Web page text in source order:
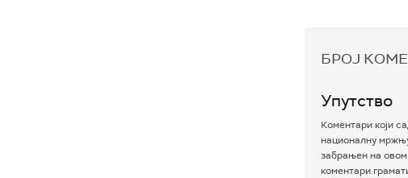
БРОЈ
Упутство
Коментари који
националну
забрањен на овом
коментари